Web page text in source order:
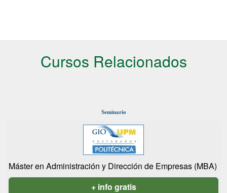
Cursos Relacionados
Seminario
Máster en Administración y Dirección de Empresas (MBA)
+ info gratis